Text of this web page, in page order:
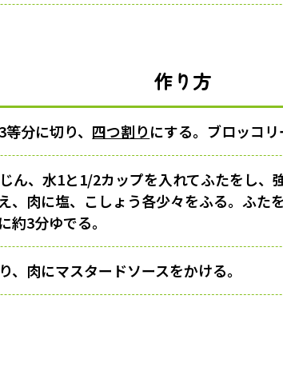
作り方
分に切り、 四つ割りにする。ブロッコ
ん、水1と1/2カップを入れてふたをし、
、肉に塩、こしょう各少々をふる。ふた
約3分ゆでる。
、肉にマスタードソースをかける。